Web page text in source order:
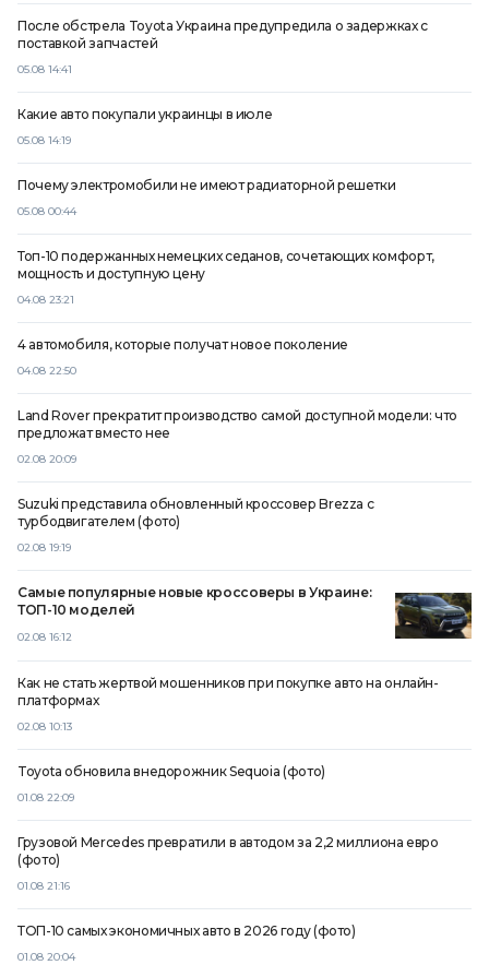
05.08 14:41
После обстрела Toyota Украина предупредила о задержках с
поставкой запчастей
05.08 14:19
Какие авто покупали украинцы в июле
05.08 00:44
Почему электромобили не имеют радиаторной решетки
04.08 23:21
Топ-10 подержанных немецких седанов, сочетающих комфорт,
мощность и доступную цену
04.08 22:50
4 автомобиля, которые получат новое поколение
02.08 20:09
Land Rover прекратит производство самой доступной модели: что
предложат вместо нее
02.08 19:19
Suzuki представила обновленный кроссовер Brezza с
турбодвигателем (фото)
02.08 16:12
Самые популярные новые кроссоверы в Украине:
ТОП-10 моделей
02.08 10:13
Как не стать жертвой мошенников при покупке авто на онлайн-
платформах
01.08 22:09
Toyota обновила внедорожник Sequoia (фото)
01.08 21:16
Грузовой Mercedes превратили в автодом за 2,2 миллиона евро
(фото)
01.08 20:04
ТОП-10 самых экономичных авто в 2026 году (фото)